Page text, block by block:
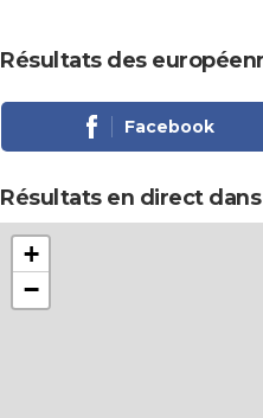
Résultats des
Facebook
Résultats en direct
+
−